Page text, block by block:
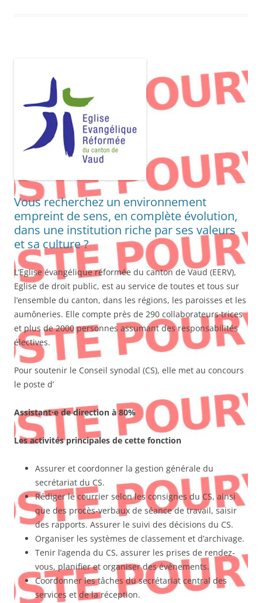
Vous recherchez un environnement
empreint de sens, en complète évolution,
dans une institution riche par ses valeurs
et sa culture ?
L’Eglise évangélique réformée du canton de Vaud (EERV),
Eglise de droit public, est au service de toutes et tous sur
l’ensemble du canton, dans les régions, les paroisses et les
aumôneries. Elle compte près de 290 collaborateurs·trices
et plus de 2000 personnes assumant des responsabilités
électives.
Pour soutenir le Conseil synodal (CS), elle met au concours
le poste d’
Assistant·e de direction à 80%
Les activités principales de cette fonction
Assurer et coordonner la gestion générale du
secrétariat du CS.
Rédiger le courrier selon les consignes du CS, ainsi
que des procès-verbaux de séance de travail, saisir
des rapports. Assurer le suivi des décisions du CS.
Organiser les systèmes de classement et d’archivage.
Tenir l’agenda du CS, assurer les prises de rendez-
vous, planifier et organiser des événements.
Coordonner les tâches du secrétariat central des
services et de la réception.